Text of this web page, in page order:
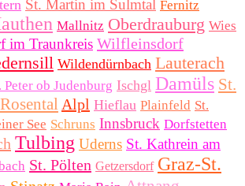
St. Martin im Sulmtal Fernitz
Mallnitz Oberdrauburg Wies
im Traunkreis Wilfleinsdorf
Wildendürnbach Lauterach
Peter ob Judenburg Ischgl Damüls St.
Alpl Hieflau Plainfeld St.
See Schruns Innsbruck Dorfstetten
Tulbing Uderns St. Kathrein am
St. Pölten Getzersdorf Graz-St.